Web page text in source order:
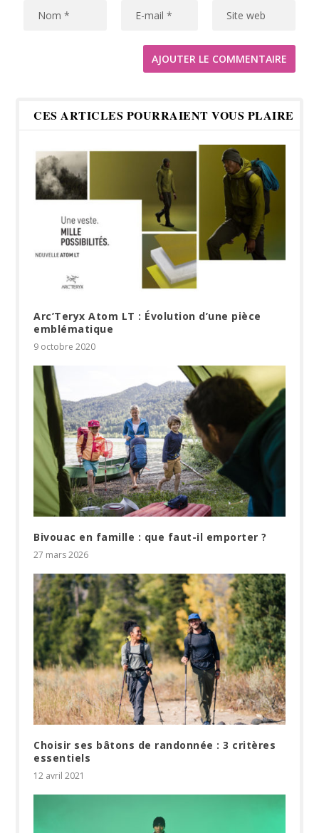
CES ARTICLES POURRAIENT VOUS PLAIRE
Arc’Teryx Atom LT : Évolution d’une pièce
emblématique
9 octobre 2020
Bivouac en famille : que faut-il emporter ?
27 mars 2026
Choisir ses bâtons de randonnée : 3 critères
essentiels
12 avril 2021